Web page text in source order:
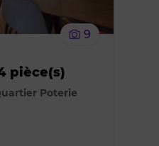
9
pièce(s)
Poterie